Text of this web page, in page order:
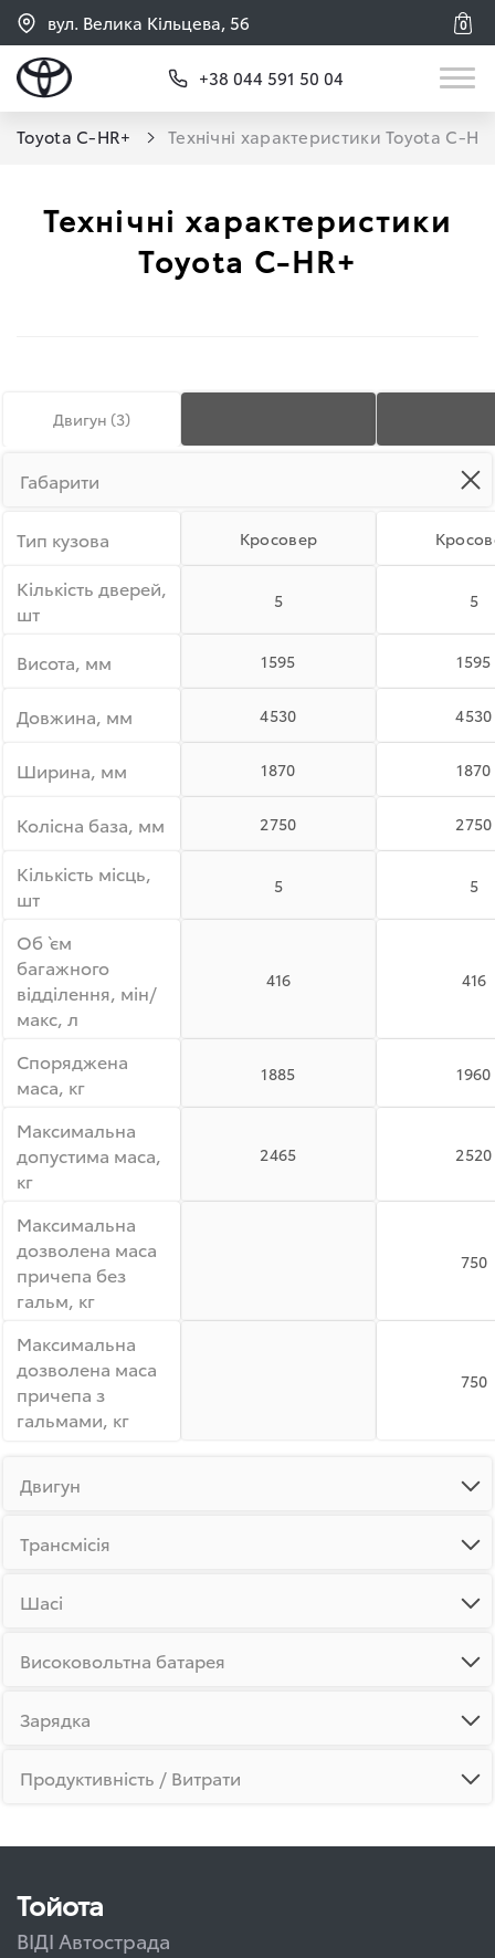
вул. Велика Кільцева, 56 0
+38 044 591 50 04
Toyota C-HR+ Технічні характеристики Toyota C-
Технічні характеристики
Toyota C-HR+
Двигун (3)
Габарити
Тип кузова Кросовер
Кiлькiсть дверей,
шт
5 5
Висота, мм 1595 1595
Довжина, мм 4530 4530
Ширина, мм 1870 1870
Колiсна база, мм 2750 2750
Кiлькiсть мiсць,
шт
5 5
Об`єм
багажного
відділення, мін/
макс, л
416 416
Споряджена
маса, кг
1885 1960
Максимальна
допустима маса,
кг
2465 2520
Максимальна
дозволена маса
причепа без
гальм, кг
750
Максимальна
дозволена маса
причепа з
гальмами, кг
750
Двигун
Трансмісія
Шасі
Високовольтна батарея
Зарядка
Продуктивність / Витрати
Тойота
ВІДІ Автострада